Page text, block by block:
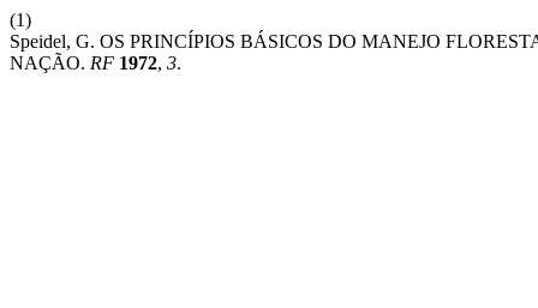
(1)
Speidel, G. OS PRINCÍPIOS BÁSICOS DO MANEJO
NAÇÃO. RF 1972, 3.